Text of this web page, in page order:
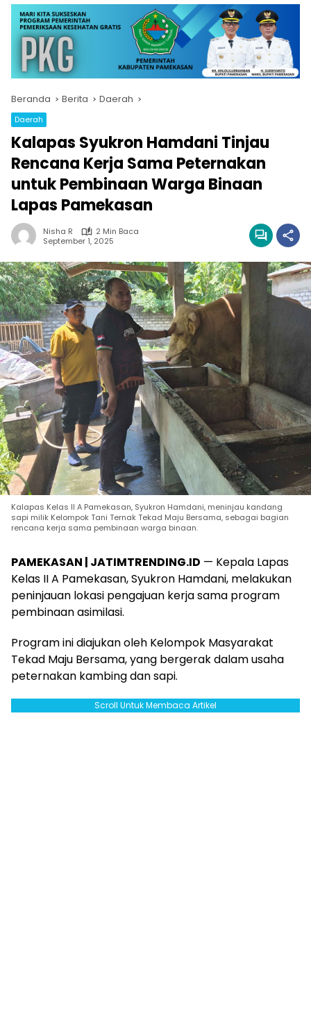
Beranda Berita Daerah
Daerah
Kalapas Syukron Hamdani Tinjau
Rencana Kerja Sama Peternakan
untuk Pembinaan Warga Binaan
Lapas Pamekasan
Nisha R
2 Min Baca
September 1, 2025
Kalapas Kelas II A Pamekasan, Syukron Hamdani, meninjau kandang
sapi milik Kelompok Tani Ternak Tekad Maju Bersama, sebagai bagian
rencana kerja sama pembinaan warga binaan.
PAMEKASAN | JATIMTRENDING.ID — Kepala Lapas
Kelas II A Pamekasan, Syukron Hamdani, melakukan
peninjauan lokasi pengajuan kerja sama program
pembinaan asimilasi.
Program ini diajukan oleh Kelompok Masyarakat
Tekad Maju Bersama, yang bergerak dalam usaha
peternakan kambing dan sapi.
Scroll Untuk Membaca Artikel